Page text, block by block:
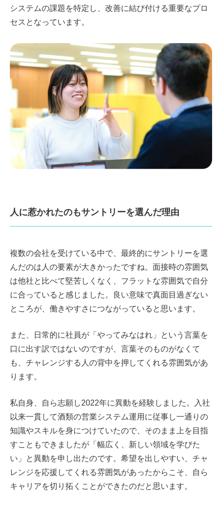
システムの課題を特定し、改善に結び付ける重要なプロ
セスとなっています。
人に惹かれたのもサントリーを選んだ理由
複数の会社を受けている中で、最終的にサントリーを選
んだのは人の要素が大きかったですね。面接時の雰囲気
は他社と比べて堅苦しくなく、フラットな雰囲気で自分
に合っていると感じました。良い意味で真面目過ぎない
ところが、働きやすさにつながっていると思います。
また、日常的に社員が「やってみなはれ」という言葉を
口に出す訳ではないのですが、言葉そのものがなくて
も、チャレンジする人の背中を押してくれる雰囲気があ
ります。
私自身、自ら志願し2022年に異動を経験しました。入社
以来一貫して酒類の営業システム運用に従事し一通りの
知識やスキルを身につけていたので、そのまま上を目指
すこともできましたが「幅広く、新しい領域を学びた
い」と異動を申し出たのです。希望を出しやすい、チャ
レンジを応援してくれる雰囲気があったからこそ、自ら
キャリアを切り拓くことができたのだと思います。